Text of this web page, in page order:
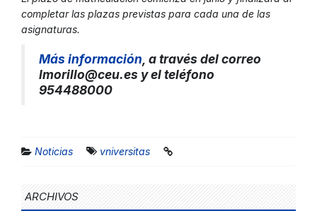
completar las plazas previstas para cada una de las
asignaturas.
Más información, a través del correo
lmorillo@ceu.es y el teléfono
954488000
Noticias vniversitas
ARCHIVOS